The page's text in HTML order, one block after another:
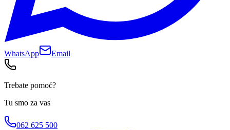
WhatsApp Email
Trebate pomoć?
Tu smo za vas
062 625 500